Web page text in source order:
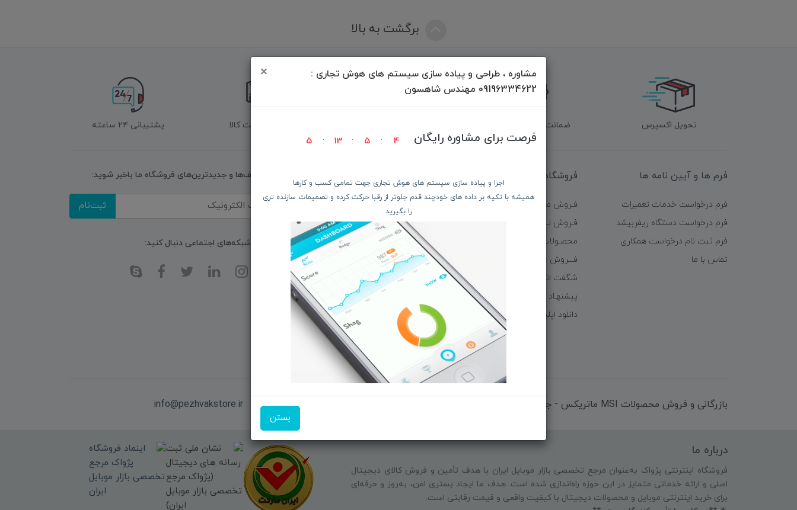
مشاوره ، طراحی و پیاده سازی سیستم های هوش تجاری :
09196334622 مهندس شاهسون
×
فرصت برای مشاوره رایگان 5 13 5 3
اجرا و پیاده سازی سیستم های هوش تجاری جهت تمامی کسب و کارها
همیشه با تکیه بر داده های خودچند قدم جلوتر از رقبا حرکت کرده و تصمیمات سازنده تری
را بگیرید
بستن
برگشت به بالا
تحویل اکسپرس ضمانت اصل‌بودن کالا ضمانت بازگشت کالا پشتیبانی ۲۴ ساعته
فرم ها و آیین نامه ها
فرم درخواست خدمات تعمیرات
فرم درخواست دستگاه ریفربیشد
فرم ثبت نام درخواست همکاری
تماس با ما
فروشگاه
فـروش موبایـل و تبــلت
فـروش لـــوازم جانبـــی
محصـولات ریفربیشـد
فـــروش عُمـده کــالا
شگفت انگیزان منتخب
پیشنهـاد شگفت انگیز
دانلود اپلیکیشن فروشگاه
صفحه ابتدایی سایت
راهنمای ثبت سفارش
معرفـــی همکــاران
حــــریم خصوصـی
ویتریــن فروشگـــاه
درباره ما بیشتر بدانید
اخبار فناوری اطلاعات
پیگیری مرسوله پستی
از تخفیف‌ها و جدیدترین‌های فروشگاه ما باخبر شوید:
ثبت‌نام
ما را در شبکه‌های اجتماعی دنبال کنید:
بازرگانی و فروش محصولات MSI ماتریکس - جناب آقای مهندس باقری آدرس ایمیل: info@pezhvakstore.ir
درباره ما
فروشگاه اینترنتی پژواک به‌عنوان مرجع تخصصی بازار موبایل ایران با هدف تأمین و فروش کالای دیجیتال
اصلی و ارائه خدماتی متمایز در این حوزه راه‌اندازی شده است. هدف ما ایجاد بستری امن، به‌روز و حرفه‌ای
برای خرید اینترنتی موبایل و محصولات دیجیتال با کیفیت واقعی و قیمت رقابتی است.